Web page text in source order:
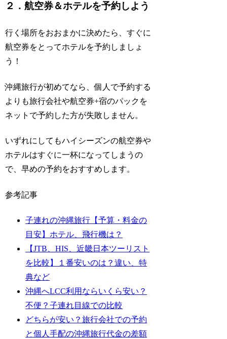
２．航空券＆ホテルを予約しよう
行く場所をおおまかに決めたら、すぐに
航空券をとってホテルを予約しましょ
う！
沖縄旅行が初めてなら、個人で予約する
よりも旅行会社や航空券+宿のパックを
ネットで予約した方が失敗しません。
いずれにしてもハイシーズンの航空券や
ホテルはすぐに一杯になってしまうの
で、早めの予約をおすすめします。
参考記事
子連れの沖縄旅行【予算・料金の
目安】ホテル、飛行機は？
【JTB、HIS、近畿日本ツーリスト
を比較】１番安いのは？違い、特
典など
沖縄へLCC利用ならいくら安い？
不便？子連れ目線での比較
どちらが安い？旅行会社での予約
と個人手配の沖縄旅行代金の差額